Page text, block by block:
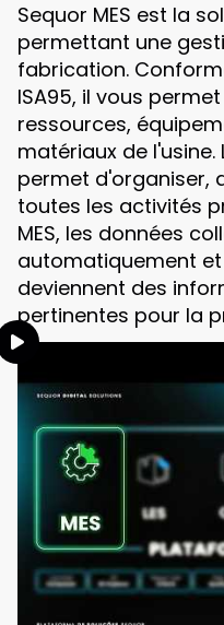
Sequor MES est la
permettant une
fabrication.
ISA95, il vous
ressources,
matériaux de
permet d'organiser,
toutes les activités
MES, les données
automatiquement
deviennent des
pertinentes pour la